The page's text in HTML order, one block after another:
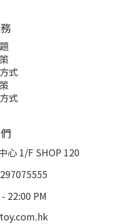
式
式
心 1/F SHOP 120
22:00 PM